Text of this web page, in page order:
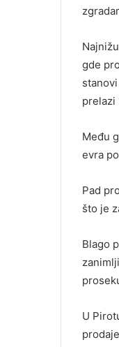
gde
prelazi
Među
evra
Pad
što je
Blago
U